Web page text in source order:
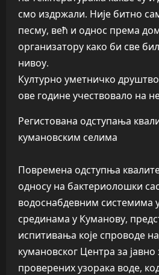
смо издржали. Није битно
песму, већ и однос према
организатору како би све
нивоу.
Културно уметничко
ове године учествовало на
Регистована одступања
кумановским селима
Повремена одступња
односу на бактериолошки
водоснабдевним системима
срединама у Куманову,
испитивања које спроводе
кумановског Центра за
проверених узорака воде,